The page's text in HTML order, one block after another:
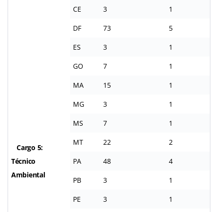
Cargo 5:
Técnico
Ambiental
CE 3 1
DF 73 5
ES 3 1
GO 7 1
MA 15 1
MG 3 1
MS 7 1
MT 22 2
PA 48 4
PB 3 1
PE 3 1